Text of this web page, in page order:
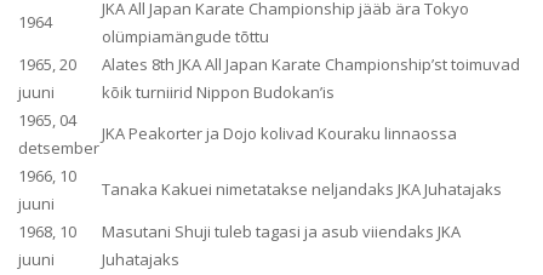
1964
JKA All Japan Karate Championship jääb ära Tokyo
olümpiamängude tõttu
1965, 20
juuni
Alates 8th JKA All Japan Karate Championship’st toimuvad
kõik turniirid Nippon Budokan’is
1965, 04
detsember
JKA Peakorter ja Dojo kolivad Kouraku linnaossa
1966, 10
juuni
Tanaka Kakuei nimetatakse neljandaks JKA Juhatajaks
1968, 10
juuni
Masutani Shuji tuleb tagasi ja asub viiendaks JKA
Juhatajaks